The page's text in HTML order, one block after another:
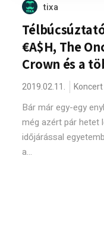
tixa
€A$H, The
Crown és a
2019.02.11.
Bár már egy-egy
még azért pár hetet
időjárással
a...